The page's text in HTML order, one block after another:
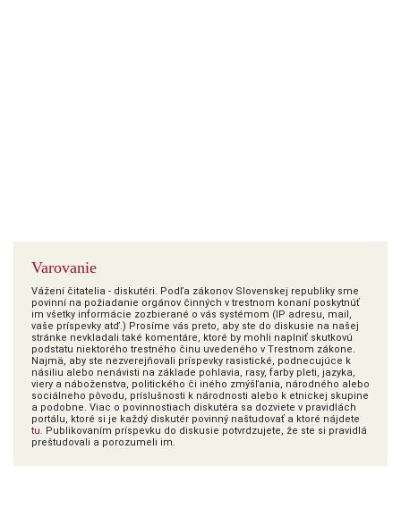
Varovanie
Vážení čitatelia - diskutéri. Podľa zákonov Slovenskej republiky sme
povinní na požiadanie orgánov činných v trestnom konaní poskytnúť
im všetky informácie zozbierané o vás systémom (IP adresu, mail,
vaše príspevky atď.) Prosíme vás preto, aby ste do diskusie na našej
stránke nevkladali také komentáre, ktoré by mohli naplniť skutkovú
podstatu niektorého trestného činu uvedeného v Trestnom zákone.
Najmä, aby ste nezverejňovali príspevky rasistické, podnecujúce k
násiliu alebo nenávisti na základe pohlavia, rasy, farby pleti, jazyka,
viery a náboženstva, politického či iného zmýšľania, národného alebo
sociálneho pôvodu, príslušnosti k národnosti alebo k etnickej skupine
a podobne. Viac o povinnostiach diskutéra sa dozviete v pravidlách
portálu, ktoré si je každý diskutér povinný naštudovať a ktoré nájdete
tu. Publikovaním príspevku do diskusie potvrdzujete, že ste si pravidlá
preštudovali a porozumeli im.